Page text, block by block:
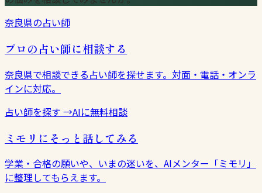
奈良県の占い師
プロの占い師に相談する
奈良県で相談できる占い師を探せます。対面・電話・オンラ
インに対応。
占い師を探す →AIに無料相談
ミモリにそっと話してみる
学業・合格の願いや、いまの迷いを、AIメンター「ミモリ」
に整理してもらえます。